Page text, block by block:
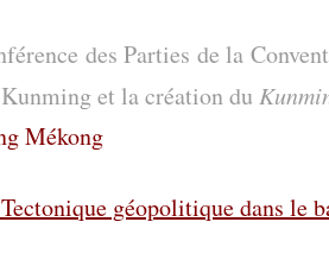
des Parties de la
et la création du
Mékong
Tectonique géopolitique dans le